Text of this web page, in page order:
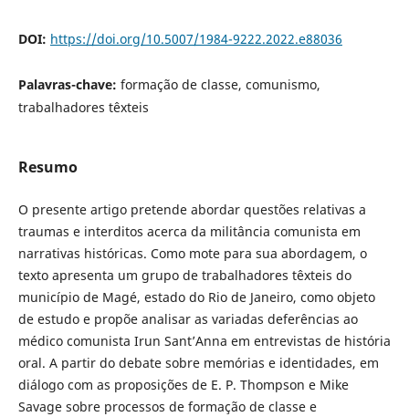
DOI: https://doi.org/10.5007/1984-9222.2022.e88036
Palavras-chave: formação de classe, comunismo,
trabalhadores têxteis
Resumo
O presente artigo pretende abordar questões relativas a
traumas e interditos acerca da militância comunista em
narrativas históricas. Como mote para sua abordagem, o
texto apresenta um grupo de trabalhadores têxteis do
município de Magé, estado do Rio de Janeiro, como objeto
de estudo e propõe analisar as variadas deferências ao
médico comunista Irun Sant’Anna em entrevistas de história
oral. A partir do debate sobre memórias e identidades, em
diálogo com as proposições de E. P. Thompson e Mike
Savage sobre processos de formação de classe e